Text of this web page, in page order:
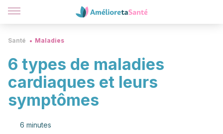
Santé Maladies
6 types de maladies
cardiaques et leurs
symptômes
6 minutes